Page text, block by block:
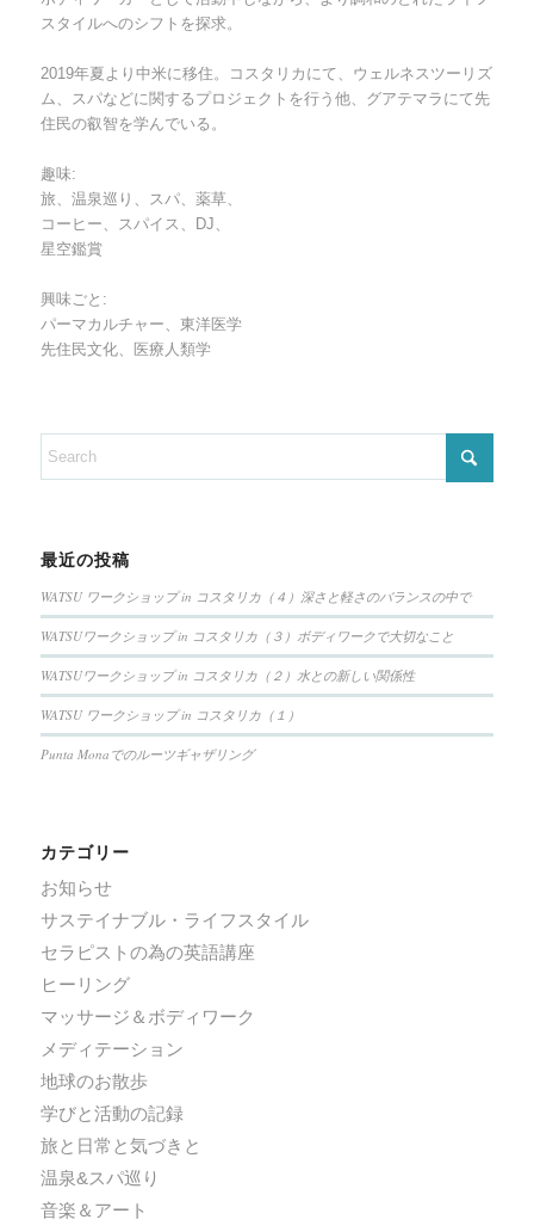
スタイルへのシフトを探求。
2019年夏より中米に移住。コスタリカにて、ウェルネスツーリズ
ム、スパなどに関するプロジェクトを行う他、グアテマラにて先
住民の叡智を学んでいる。
趣味:
旅、温泉巡り、スパ、薬草、
コーヒー、スパイス、DJ、
星空鑑賞
興味ごと:
パーマカルチャー、東洋医学
先住民文化、医療人類学
最近の投稿
WATSU ワークショップ in コスタリカ（４）深さと軽さのバランスの中で
WATSUワークショップ in コスタリカ（３）ボディワークで大切なこと
WATSUワークショップ in コスタリカ（２）水との新しい関係性
WATSU ワークショップ in コスタリカ（１）
Punta Monaでのルーツギャザリング
カテゴリー
お知らせ
サステイナブル・ライフスタイル
セラピストの為の英語講座
ヒーリング
マッサージ＆ボディワーク
メディテーション
地球のお散歩
学びと活動の記録
旅と日常と気づきと
温泉&スパ巡り
音楽＆アート